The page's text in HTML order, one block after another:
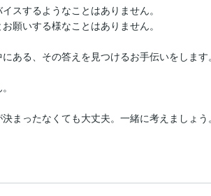
スするようなことはありません。
願いする様なことはありません。
ある、その答えを見つけるお手伝いをします。
まったなくても大丈夫。一緒に考えましょう。